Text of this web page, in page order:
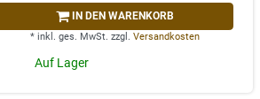
IN DEN WARENKORB
* inkl. ges. MwSt. zzgl. Versandkosten
Auf Lager